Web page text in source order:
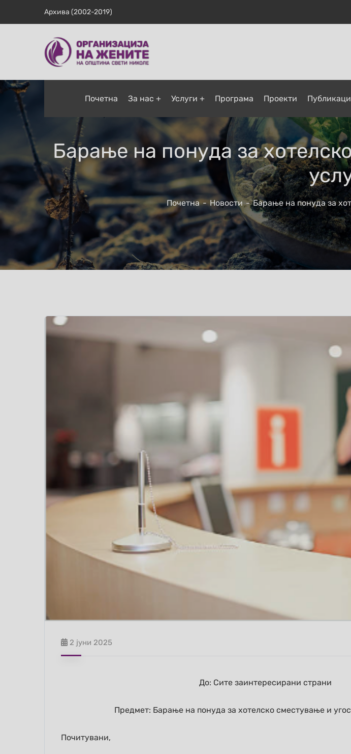
Архива (2002-2019)
Почетна За нас Услуги Програмa Проекти
Барање на понуда за
Почетна Новости Барање на понуда за
2 јуни 2025
До: Сите заинтересирани страни
Предмет: Барање на понуда за хотелско сместување и
Почитувани,